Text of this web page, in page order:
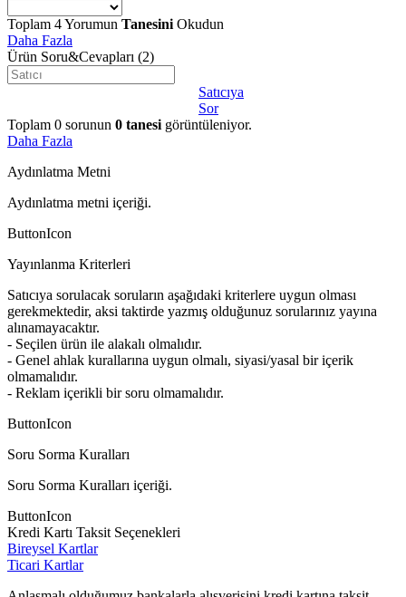
Toplam 4Yorumun Tanesini Okudun
Daha Fazla
Ürün Soru&Cevapları (2)
Satıcıya
Sor
Toplam 0 sorunun 0 tanesi görüntüleniyor.
Daha Fazla
Aydınlatma Metni
Aydınlatma metni içeriği.
ButtonIcon
Yayınlanma Kriterleri
Satıcıya sorulacak soruların aşağıdaki kriterlere uygun olması
gerekmektedir, aksi taktirde yazmış olduğunuz sorularınız yayına
alınamayacaktır.
- Seçilen ürün ile alakalı olmalıdır.
- Genel ahlak kurallarına uygun olmalı, siyasi/yasal bir içerik
olmamalıdır.
- Reklam içerikli bir soru olmamalıdır.
ButtonIcon
Soru Sorma Kuralları
Soru Sorma Kuralları içeriği.
ButtonIcon
Kredi Kartı Taksit Seçenekleri
Bireysel Kartlar
Ticari Kartlar